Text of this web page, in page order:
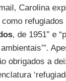
Carolina
, de 1951” e
obrigados a